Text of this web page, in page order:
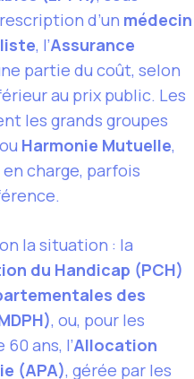
d’un médecin
, l’Assurance
partie du coût, selon
au prix public. Les
les grands groupes
ou Harmonie Mutuelle,
charge, parfois
la situation : la
du Handicap (PCH)
des
, ou, pour les
ans, l’Allocation
(APA), gérée par les